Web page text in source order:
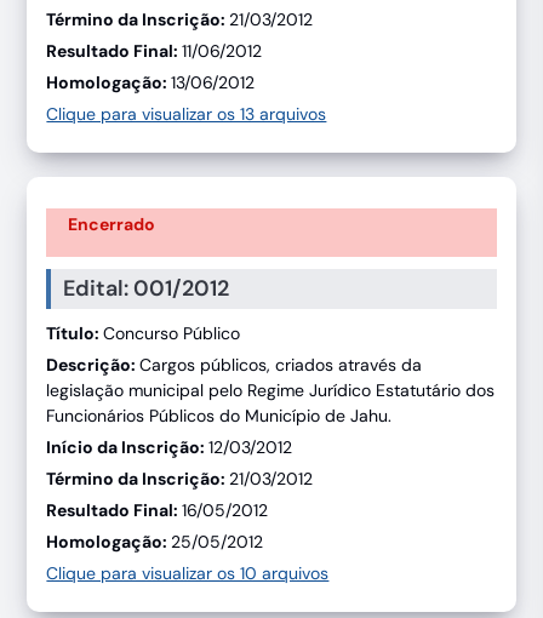
Término da Inscrição:21/03/2012
Resultado Final:11/06/2012
Homologação:13/06/2012
Clique para visualizar os 13 arquivos
Encerrado
Edital: 001/2012
Título:Concurso Público
Descrição:Cargos públicos, criados através da
legislação municipal pelo Regime Jurídico Estatutário dos
Funcionários Públicos do Município de Jahu.
Início da Inscrição:12/03/2012
Término da Inscrição:21/03/2012
Resultado Final:16/05/2012
Homologação:25/05/2012
Clique para visualizar os 10 arquivos